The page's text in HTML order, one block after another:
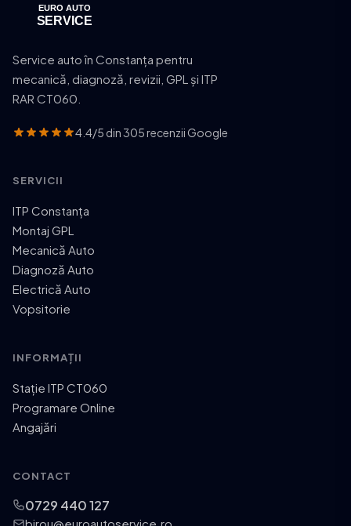
Service auto în Constanța pentru
mecanică, diagnoză, revizii, GPL și ITP
RAR CT060.
4.4/5 din 305 recenzii Google
SERVICII
ITP Constanța
Montaj GPL
Mecanică Auto
Diagnoză Auto
Electrică Auto
Vopsitorie
INFORMAȚII
Stație ITP CT060
Programare Online
Angajări
CONTACT
0729 440 127